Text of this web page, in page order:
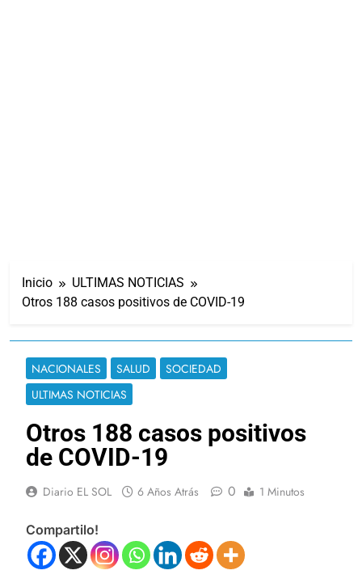
Inicio
ULTIMAS NOTICIAS
Otros 188 casos positivos de COVID-19
NACIONALES SALUD
SOCIEDAD
ULTIMAS NOTICIAS
Otros 188 casos positivos
de COVID-19
Diario EL SOL 6 Años Atrás 0 1 Minutos
Compartilo!